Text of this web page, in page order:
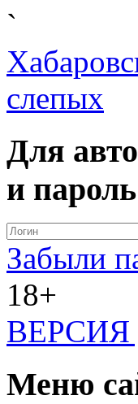
`
слепых
Для
и пароль
Забыли
18+
Меню